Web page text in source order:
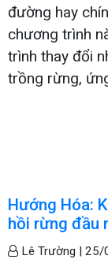
đường hay
chương trình
trình thay đổi
trồng rừng,
Hướng Hóa:
hồi rừng đầu
Lê Trường | 25/